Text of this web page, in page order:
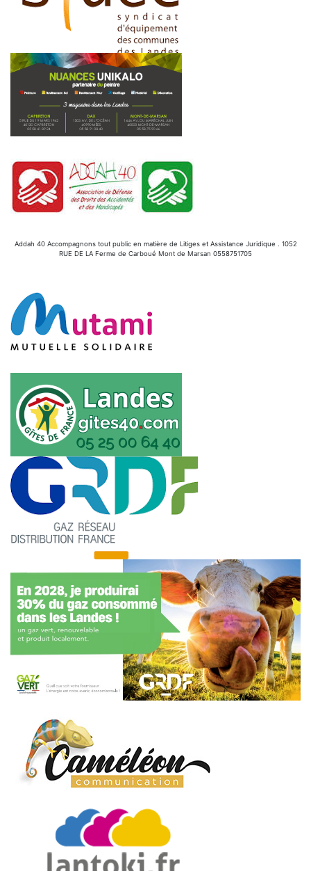
Addah 40 Accompagnons tout public en matière de Litiges et Assistance Juridique . 1052
RUE DE LA Ferme de Carboué Mont de Marsan 0558751705